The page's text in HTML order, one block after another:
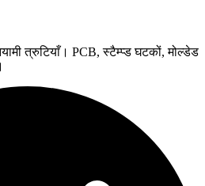
त्रुटियाँ। PCB, स्टैम्प्ड घटकों, मोल्डेड